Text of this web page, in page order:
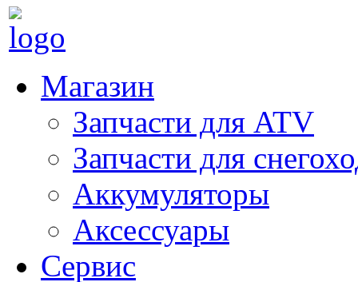
Магазин
Запчасти для ATV
Запчасти для
Аккумуляторы
Аксессуары
Сервис